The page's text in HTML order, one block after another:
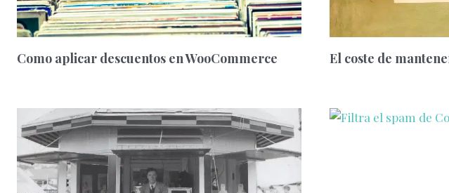
Como aplicar descuentos en WooCommerce El coste de